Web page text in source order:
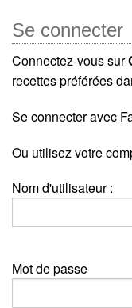
Se connecter
Connectez-vous sur
recettes préférées
Se connecter avec
Ou utilisez votre
Nom d'utilisateur :
Mot de passe